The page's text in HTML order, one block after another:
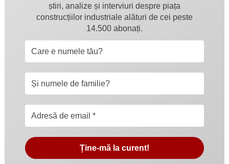
știri, analize și interviuri despre piața
construcțiilor industriale alături de cei peste
14.500 abonați.